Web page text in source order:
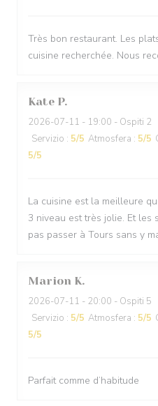
Très bon restaurant. Les
cuisine recherchée. Nous
Kate P
2026-07-11 - 19:00 - Ospiti 2
Servizio : 5/5 Atmosfera : 5/5
5/5
La cuisine est la meilleure
3 niveau est très jolie. Et les
pas passer à Tours sans y
Marion K
2026-07-11 - 20:00 - Ospiti 5
Servizio : 5/5 Atmosfera : 5/5
5/5
Parfait comme d’habitude